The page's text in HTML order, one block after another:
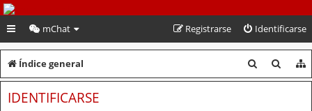
PeruVoley.com
mChat Identificarse
Registrarse
Índice general
u
u
IDENTIFICARSE